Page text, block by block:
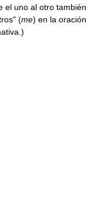
el uno al otro también
(me) en la oración